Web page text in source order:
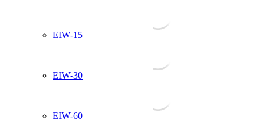
EIW-15
EIW-30
EIW-60